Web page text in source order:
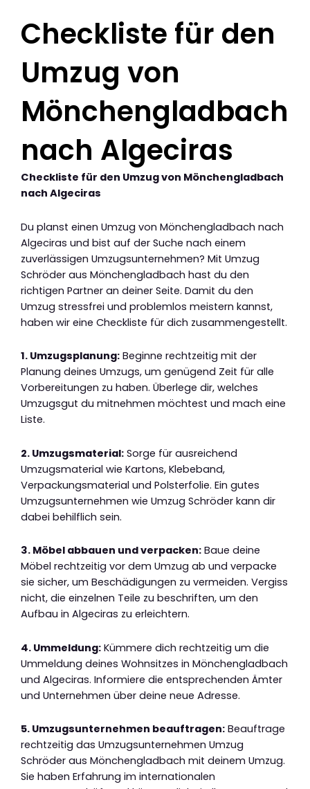
Checkliste für den
Umzug von
Mönchengladbach
nach Algeciras
Checkliste für den Umzug von Mönchengladbach
nach Algeciras
Du planst einen Umzug von Mönchengladbach nach
Algeciras und bist auf der Suche nach einem
zuverlässigen Umzugsunternehmen? Mit Umzug
Schröder aus Mönchengladbach hast du den
richtigen Partner an deiner Seite. Damit du den
Umzug stressfrei und problemlos meistern kannst,
haben wir eine Checkliste für dich zusammengestellt.
1. Umzugsplanung: Beginne rechtzeitig mit der
Planung deines Umzugs, um genügend Zeit für alle
Vorbereitungen zu haben. Überlege dir, welches
Umzugsgut du mitnehmen möchtest und mach eine
Liste.
2. Umzugsmaterial: Sorge für ausreichend
Umzugsmaterial wie Kartons, Klebeband,
Verpackungsmaterial und Polsterfolie. Ein gutes
Umzugsunternehmen wie Umzug Schröder kann dir
dabei behilflich sein.
3. Möbel abbauen und verpacken: Baue deine
Möbel rechtzeitig vor dem Umzug ab und verpacke
sie sicher, um Beschädigungen zu vermeiden. Vergiss
nicht, die einzelnen Teile zu beschriften, um den
Aufbau in Algeciras zu erleichtern.
4. Ummeldung: Kümmere dich rechtzeitig um die
Ummeldung deines Wohnsitzes in Mönchengladbach
und Algeciras. Informiere die entsprechenden Ämter
und Unternehmen über deine neue Adresse.
5. Umzugsunternehmen beauftragen: Beauftrage
rechtzeitig das Umzugsunternehmen Umzug
Schröder aus Mönchengladbach mit deinem Umzug.
Sie haben Erfahrung im internationalen